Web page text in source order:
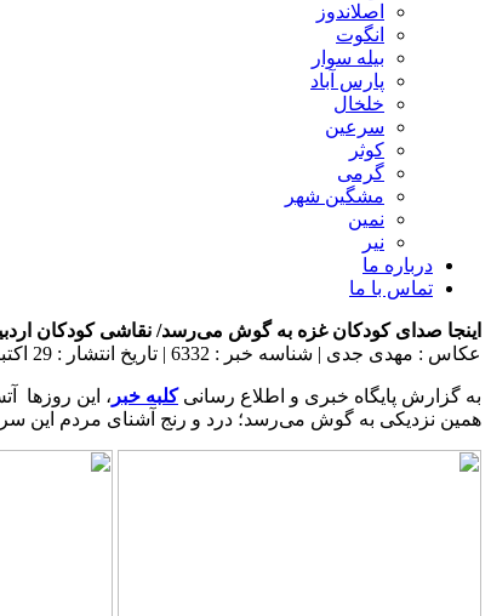
اصلاندوز
انگوت
بیله سوار
پارس آباد
خلخال
سرعین
کوثر
گرمی
مشگین شهر
نمین
نیر
درباره ما
تماس با ما
اینجا صدای کودکان غزه به گوش می‌رسد/ نقاشی کودکان
عکاس : مهدی جدی | شناسه خبر : 6332 | تاریخ انتشار : 29 اکتبر 2023 - 12:56
به گزارش پایگاه خبری و اطلاع رسانیکلبه خبر ، این روزها
همین نزدیکی به گوش می‌رسد؛ درد و رنج آشنای مردم این